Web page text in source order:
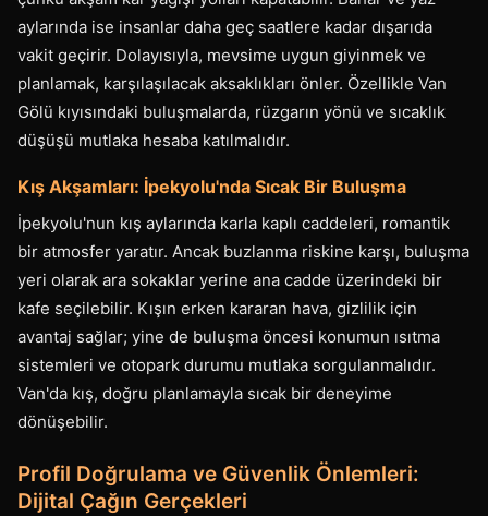
aylarında ise insanlar daha geç saatlere kadar dışarıda
vakit geçirir. Dolayısıyla, mevsime uygun giyinmek ve
planlamak, karşılaşılacak aksaklıkları önler. Özellikle Van
Gölü kıyısındaki buluşmalarda, rüzgarın yönü ve sıcaklık
düşüşü mutlaka hesaba katılmalıdır.
Kış Akşamları: İpekyolu'nda Sıcak Bir Buluşma
İpekyolu'nun kış aylarında karla kaplı caddeleri, romantik
bir atmosfer yaratır. Ancak buzlanma riskine karşı, buluşma
yeri olarak ara sokaklar yerine ana cadde üzerindeki bir
kafe seçilebilir. Kışın erken kararan hava, gizlilik için
avantaj sağlar; yine de buluşma öncesi konumun ısıtma
sistemleri ve otopark durumu mutlaka sorgulanmalıdır.
Van'da kış, doğru planlamayla sıcak bir deneyime
dönüşebilir.
Profil Doğrulama ve Güvenlik Önlemleri:
Dijital Çağın Gerçekleri